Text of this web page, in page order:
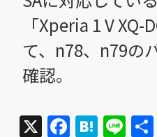
「Xperia 1 V
て、n78、n79の
確認。
X Facebook
Hatena
Line